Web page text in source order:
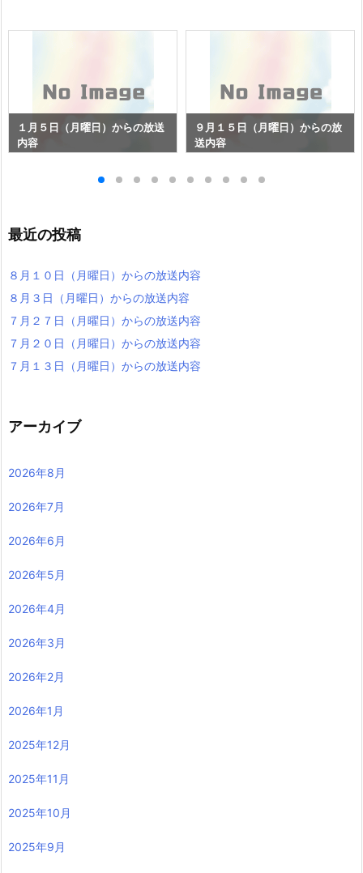
１月５日（月曜日）からの放送
内容
９月１５日（月曜日）からの放
送内容
最近の投稿
８月１０日（月曜日）からの放送内容
８月３日（月曜日）からの放送内容
７月２７日（月曜日）からの放送内容
７月２０日（月曜日）からの放送内容
７月１３日（月曜日）からの放送内容
アーカイブ
2026年8月
2026年7月
2026年6月
2026年5月
2026年4月
2026年3月
2026年2月
2026年1月
2025年12月
2025年11月
2025年10月
2025年9月